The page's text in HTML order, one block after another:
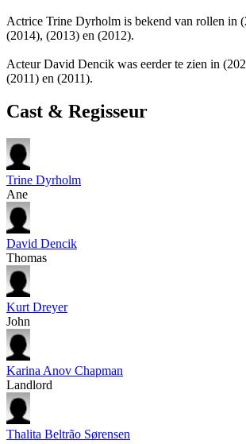
Actrice Trine Dyrholm is bekend van rollen in
(2014), (2013) en (2012).
Acteur David Dencik was eerder te zien in
(2011) en (2011).
Cast & Regisseur
Trine Dyrholm
Ane
David Dencik
Thomas
Kurt Dreyer
John
Karina Anov Chapman
Landlord
Thalita Beltrão Sørensen